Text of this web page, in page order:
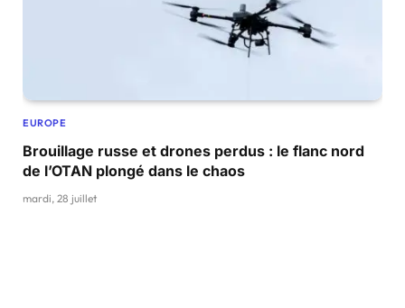
EUROPE
Brouillage russe et drones perdus : le flanc nord
de l’OTAN plongé dans le chaos
mardi, 28 juillet